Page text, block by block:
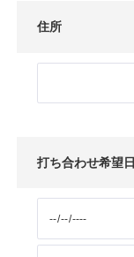
住所
打ち合わせ希望日